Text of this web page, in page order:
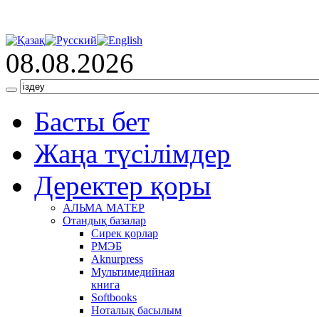
08.08.2026
Басты бет
Жаңа түсілімдер
Деректер қоры
АЛЬМА МАТЕР
Отандық базалар
Сирек қорлар
РМЭБ
Аknurpress
Мультимедийная
книга
Softbooks
Ноталық басылым